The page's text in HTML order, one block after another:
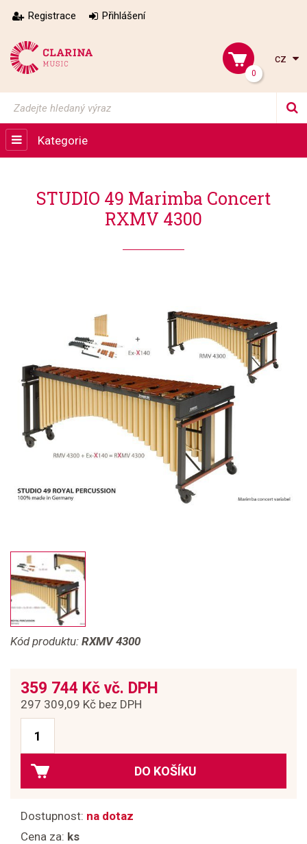
Registrace Přihlášení
0
cz
Kategorie
STUDIO 49 Marimba Concert
RXMV 4300
Kód produktu: RXMV 4300
359 744 Kč vč. DPH
297 309,09 Kč bez DPH
DO KOŠÍKU
Dostupnost: na dotaz
Cena za: ks